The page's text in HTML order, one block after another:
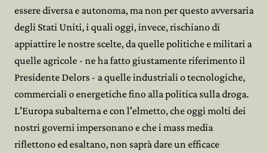
essere diversa e autonoma, ma non per questo avversaria
degli Stati Uniti, i quali oggi, invece, rischiano di
appiattire le nostre scelte, da quelle politiche e militari a
quelle agricole - ne ha fatto giustamente riferimento il
Presidente Delors - a quelle industriali o tecnologiche,
commerciali o energetiche fino alla politica sulla droga.
L'Europa subalterna e con l'elmetto, che oggi molti dei
nostri governi impersonano e che i mass media
riflettono ed esaltano, non saprà dare un efficace